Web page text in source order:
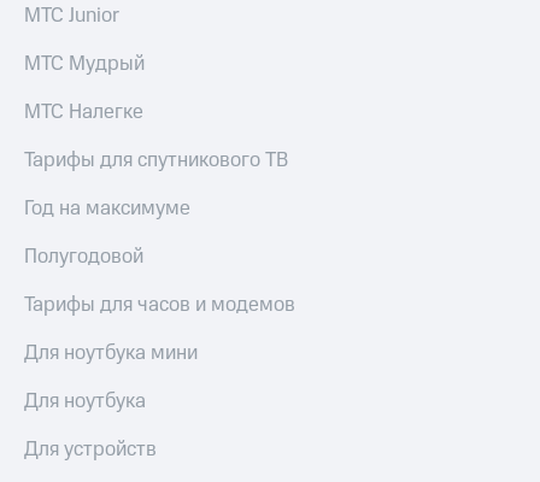
МТС Junior
МТС Мудрый
МТС Налегке
Тарифы для спутникового ТВ
Год на максимуме
Полугодовой
Тарифы для часов и модемов
Для ноутбука мини
Для ноутбука
Для устройств